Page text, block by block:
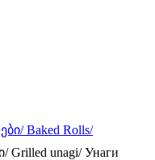
Baked Rolls/
Grilled unagi/ Унаги